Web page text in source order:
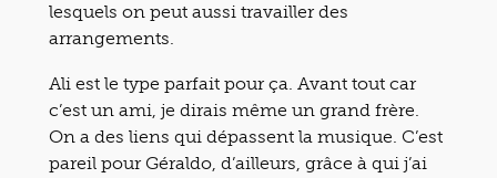
lesquels on peut aussi travailler des
arrangements.
Ali est le type parfait pour ça. Avant tout car
c’est un ami, je dirais même un grand frère.
On a des liens qui dépassent la musique. C’est
pareil pour Géraldo, d’ailleurs, grâce à qui j’ai